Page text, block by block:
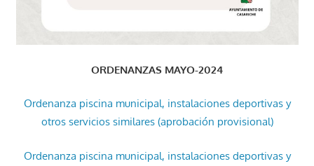
ORDENANZAS MAYO-2024
Ordenanza piscina municipal, instalaciones deportivas y
otros servicios similares (aprobación provisional)
Ordenanza piscina municipal, instalaciones deportivas y